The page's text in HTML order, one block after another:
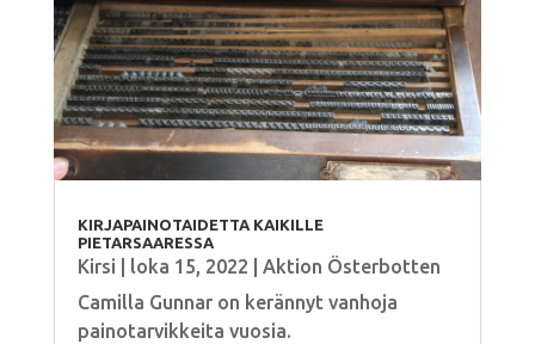
KIRJAPAINOTAIDETTA KAIKILLE
PIETARSAARESSA
Kirsi loka 15, 2022
Aktion Österbotten
Camilla Gunnar on kerännyt vanhoja
painotarvikkeita vuosia.